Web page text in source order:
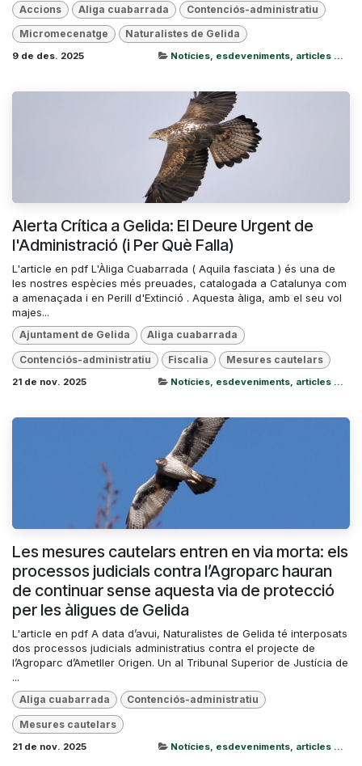
Accions Aliga cuabarrada Contenciós-administratiu
Micromecenatge Naturalistes de Gelida
9 de des. 2025 Notícies, esdeveniments, articles ...
Alerta Crítica a Gelida: El Deure Urgent de
l'Administració (i Per Què Falla)
L'article en pdf L'Àliga Cuabarrada ( Aquila fasciata ) és una de
les nostres espècies més preuades, catalogada a Catalunya com
a amenaçada i en Perill d'Extinció . Aquesta àliga, amb el seu vol
majes...
Ajuntament de Gelida Aliga cuabarrada
Contenciós-administratiu Fiscalia Mesures cautelars
21 de nov. 2025 Notícies, esdeveniments, articles ...
Les mesures cautelars entren en via morta: els
processos judicials contra l’Agroparc hauran
de continuar sense aquesta via de protecció
per les àligues de Gelida
L'article en pdf A data d’avui, Naturalistes de Gelida té interposats
dos processos judicials administratius contra el projecte de
l’Agroparc d’Ametller Origen. Un al Tribunal Superior de Justícia de
...
Aliga cuabarrada Contenciós-administratiu
Mesures cautelars
21 de nov. 2025 Notícies, esdeveniments, articles ...